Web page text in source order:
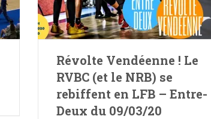
Révolte Vendéenne ! Le
RVBC (et le NRB) se
rebiffent en LFB – Entre-
Deux du 09/03/20